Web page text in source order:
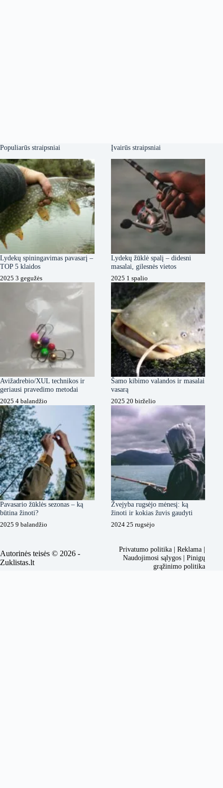
Populiarūs straipsniai
Lydekų spiningavimas pavasarį –
TOP 5 klaidos
2025 3 gegužės
Avižadrebio/XUL technikos ir
geriausi pravedimo metodai
2025 4 balandžio
Pavasario žūklės sezonas – ką
būtina žinoti?
2025 9 balandžio
Įvairūs straipsniai
Lydekų žūklė spalį – didesni
masalai, gilesnės vietos
2025 1 spalio
Šamo kibimo valandos ir masalai
vasarą
2025 20 birželio
Žvejyba rugsėjo mėnesį: ką
žinoti ir kokias žuvis gaudyti
2024 25 rugsėjo
Autorinės teisės © 2026 -
Zuklistas.lt
Privatumo politika |Reklama |
Naudojimosi sąlygos |Pinigų
grąžinimo politika